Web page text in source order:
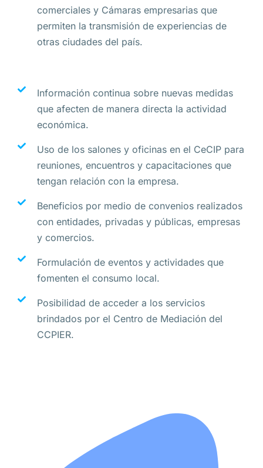
comerciales y Cámaras empresarias que
permiten la transmisión de experiencias de
otras ciudades del país.
Información continua sobre nuevas medidas
que afecten de manera directa la actividad
económica.
Uso de los salones y oficinas en el CeCIP para
reuniones, encuentros y capacitaciones que
tengan relación con la empresa.
Beneficios por medio de convenios realizados
con entidades, privadas y públicas, empresas
y comercios.
Formulación de eventos y actividades que
fomenten el consumo local.
Posibilidad de acceder a los servicios
brindados por el Centro de Mediación del
CCPIER.